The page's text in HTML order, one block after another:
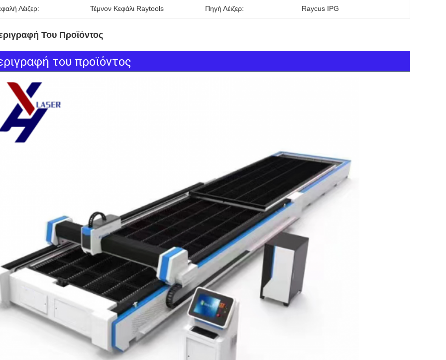
Λέιζερ: Τέμνον Κεφάλι Raytools Πηγή Λέιζερ: Raycus IPG
Του Προϊόντος
του προϊόντος